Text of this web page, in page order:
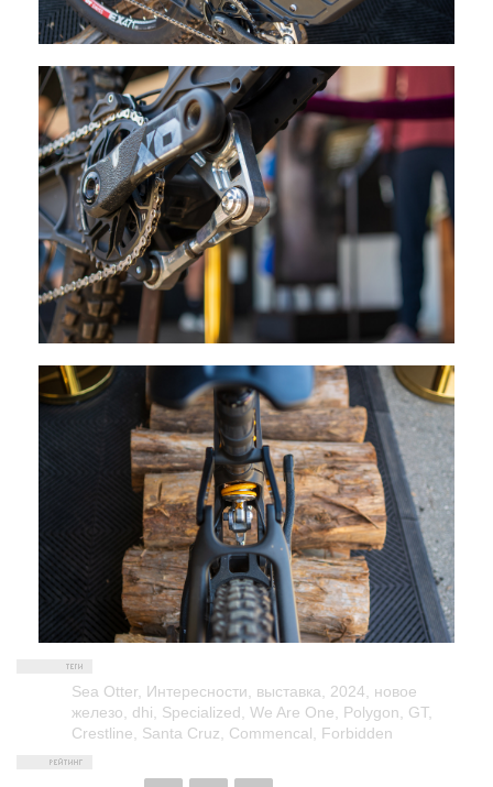
Sea Otter, Интересности, выставка, 2024, новое
железо, dhi, Specialized, We Are One, Polygon, GT,
Crestline, Santa Cruz, Commencal, Forbidden